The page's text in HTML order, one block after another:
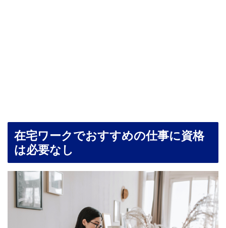
在宅ワークでおすすめの仕事に資格
は必要なし